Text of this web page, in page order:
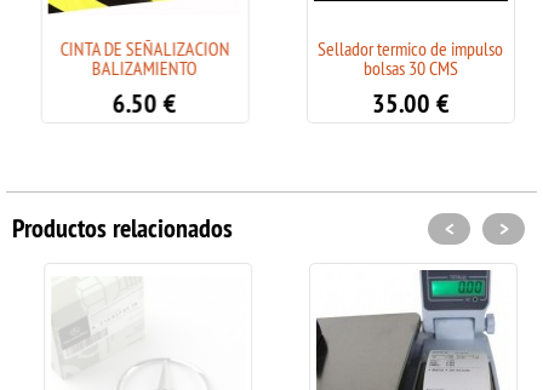
CINTA DE SEÑALIZACION
BALIZAMIENTO
6.50€
Sellador termico de impulso
bolsas 30 CMS
35.00€
Productos relacionados < >